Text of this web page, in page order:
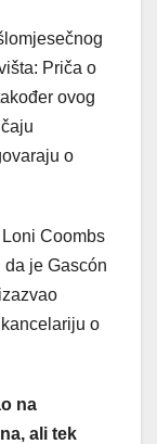
Priča o
ovog
o
Coombs
da je Gascón
o
na
ali tek